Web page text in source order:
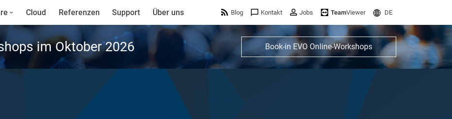
Cloud Referenzen Support Über uns Blog Kontakt Jobs TeamViewer DE
im Oktober 2026 Book-in EVO Online-Workshops